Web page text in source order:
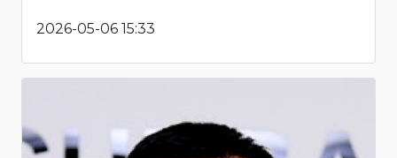
2026-05-06 15:33